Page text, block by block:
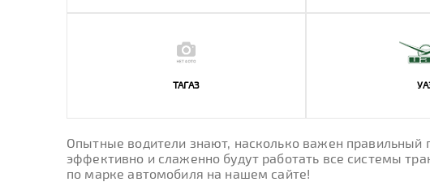
ТАГАЗ
Опытные водители знают, насколько важен правильный
эффективно и слаженно будут работать все системы
по марке автомобиля на нашем сайте!